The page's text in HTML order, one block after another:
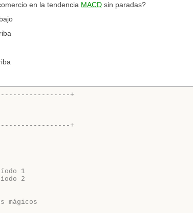
en la tendencia MACD sin paradas?
+
+
1
2
mágicos